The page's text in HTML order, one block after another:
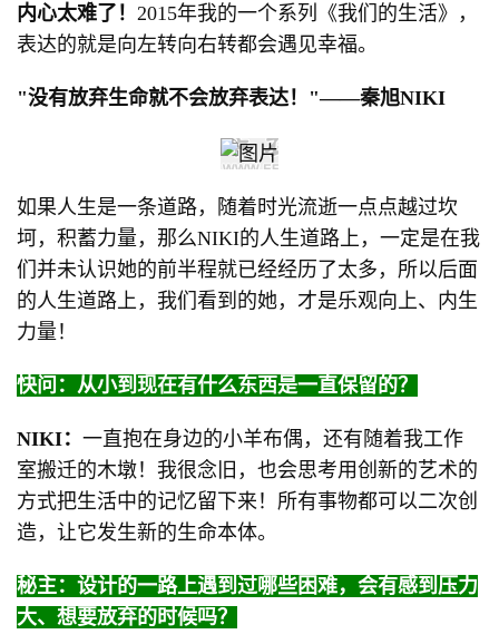
内心太难了！ 2015年我的一个系列《我们的生活》，
表达的就是向左转向右转都会遇见幸福。
"没有放弃生命就不会放弃表达！"——秦旭NIKI
如果人生是一条道路，随着时光流逝一点点越过坎
坷，积蓄力量，那么NIKI的人生道路上，一定是在我
们并未认识她的前半程就已经经历了太多，所以后面
的人生道路上，我们看到的她，才是乐观向上、内生
力量！
快问：从小到现在有什么东西是一直保留的？
NIKI： 一直抱在身边的小羊布偶，还有随着我工作
室搬迁的木墩！我很念旧，也会思考用创新的艺术的
方式把生活中的记忆留下来！所有事物都可以二次创
造，让它发生新的生命本体。
秘主：设计的一路上遇到过哪些困难，会有感到压力
大、想要放弃的时候吗？